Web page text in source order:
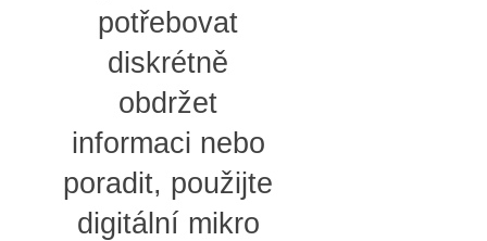
potřebovat
diskrétně
obdržet
informaci nebo
poradit, použijte
digitální mikro